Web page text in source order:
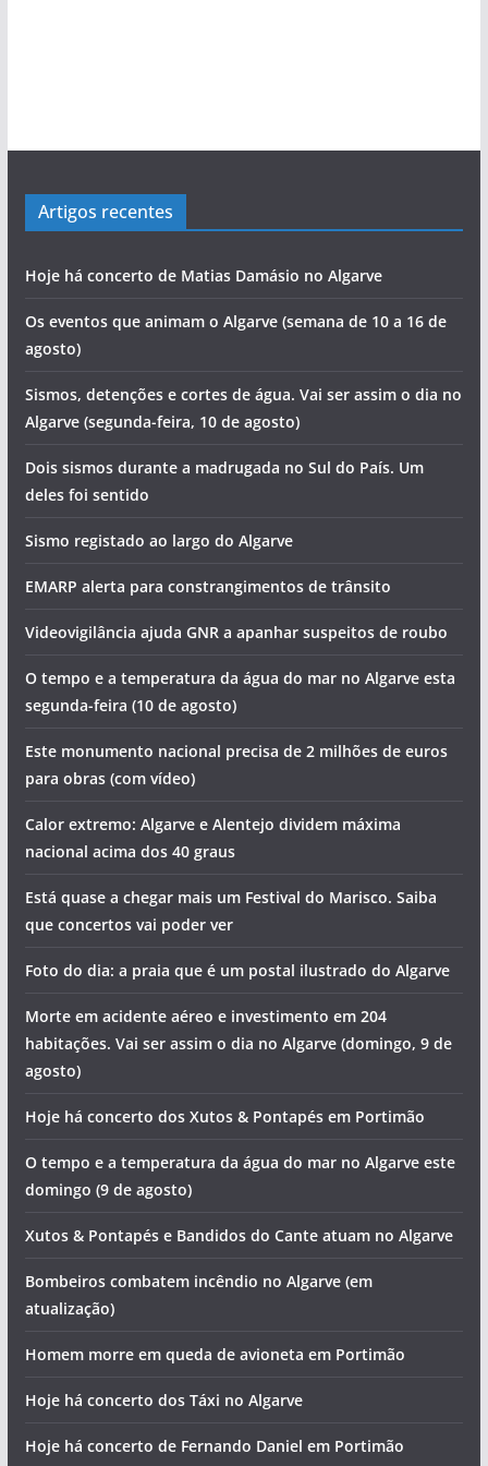
Artigos recentes
Hoje há concerto de Matias Damásio no Algarve
Os eventos que animam o Algarve (semana de 10 a 16 de
agosto)
Sismos, detenções e cortes de água. Vai ser assim o dia no
Algarve (segunda-feira, 10 de agosto)
Dois sismos durante a madrugada no Sul do País. Um
deles foi sentido
Sismo registado ao largo do Algarve
EMARP alerta para constrangimentos de trânsito
Videovigilância ajuda GNR a apanhar suspeitos de roubo
O tempo e a temperatura da água do mar no Algarve esta
segunda-feira (10 de agosto)
Este monumento nacional precisa de 2 milhões de euros
para obras (com vídeo)
Calor extremo: Algarve e Alentejo dividem máxima
nacional acima dos 40 graus
Está quase a chegar mais um Festival do Marisco. Saiba
que concertos vai poder ver
Foto do dia: a praia que é um postal ilustrado do Algarve
Morte em acidente aéreo e investimento em 204
habitações. Vai ser assim o dia no Algarve (domingo, 9 de
agosto)
Hoje há concerto dos Xutos & Pontapés em Portimão
O tempo e a temperatura da água do mar no Algarve este
domingo (9 de agosto)
Xutos & Pontapés e Bandidos do Cante atuam no Algarve
Bombeiros combatem incêndio no Algarve (em
atualização)
Homem morre em queda de avioneta em Portimão
Hoje há concerto dos Táxi no Algarve
Hoje há concerto de Fernando Daniel em Portimão